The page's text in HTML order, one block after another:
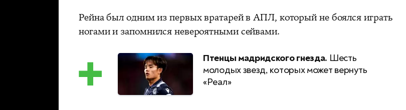
Рейна был одним из первых вратарей в АПЛ, который не боялся играть
ногами и запомнился невероятными сейвами.
Птенцы мадридского гнезда. Шесть
молодых звезд, которых может вернуть
«Реал»